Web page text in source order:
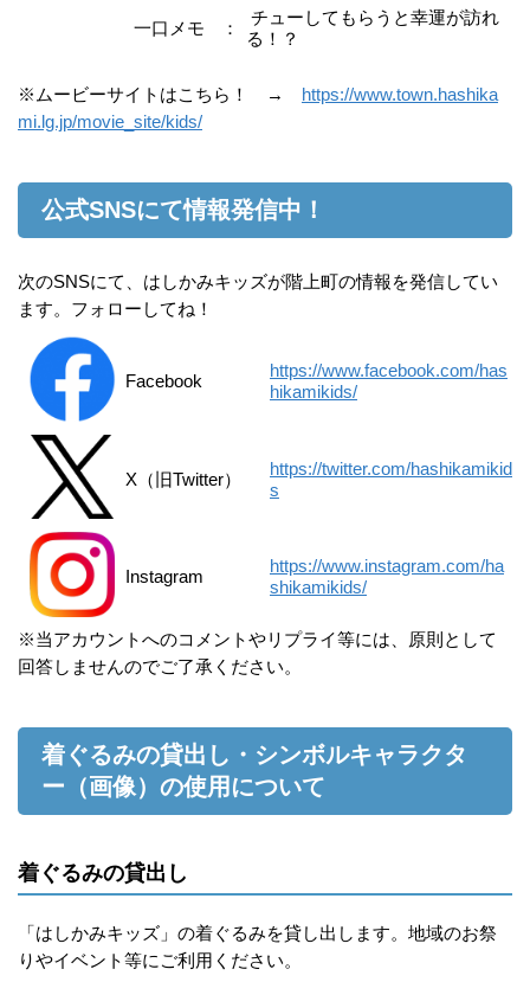
一口メモ
：
チューしてもらうと幸運が訪れ
る！？
※ムービーサイトはこちら！ → https://www.town.hashika
mi.lg.jp/movie_site/kids/
公式SNSにて情報発信中！
次のSNSにて、はしかみキッズが階上町の情報を発信してい
ます。フォローしてね！
Facebook
https://www.facebook.com/has
hikamikids/
X（旧Twitter）
https://twitter.com/hashikamikid
s
Instagram
https://www.instagram.com/ha
shikamikids/
※当アカウントへのコメントやリプライ等には、原則として
回答しませんのでご了承ください。
着ぐるみの貸出し・シンボルキャラクタ
ー（画像）の使用について
着ぐるみの貸出し
「はしかみキッズ」の着ぐるみを貸し出します。地域のお祭
りやイベント等にご利用ください。